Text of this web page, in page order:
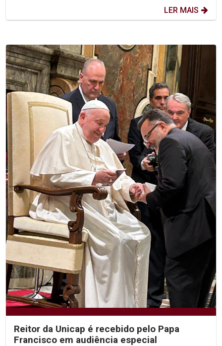
LER MAIS
Reitor da Unicap é recebido pelo Papa
Francisco em audiência especial